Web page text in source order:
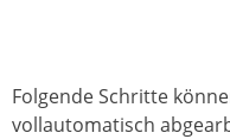
Folgende Schritte
vollautomatisch